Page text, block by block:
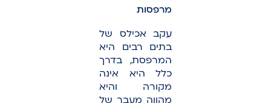
מרפסות
עקב אכילס של
בתים רבים היא
המרפסת, בדרך
כלל היא אינה
מקורה והיא
מהווה מעבר של